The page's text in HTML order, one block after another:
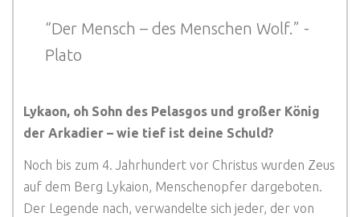
“Der Mensch – des Menschen Wolf.” -
Plato
Lykaon, oh Sohn des Pelasgos und großer König
der Arkadier – wie tief ist deine Schuld?
Noch bis zum 4. Jahrhundert vor Christus wurden Zeus
auf dem Berg Lykaion, Menschenopfer dargeboten.
Der Legende nach, verwandelte sich jeder, der von